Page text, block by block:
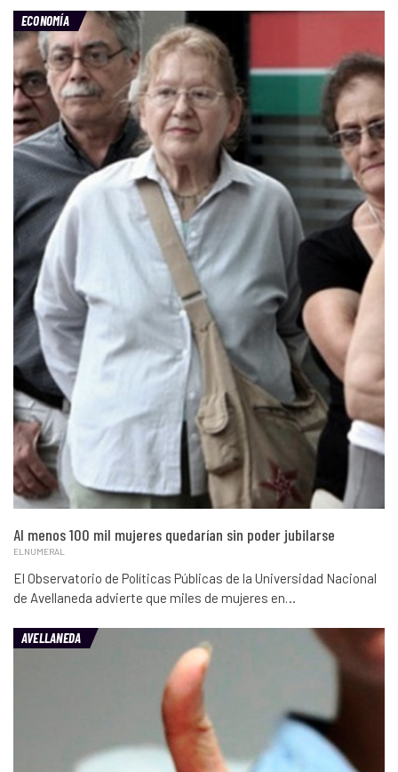
ECONOMÍA
Al menos 100 mil mujeres quedarían sin poder jubilarse
ELNUMERAL
El Observatorio de Políticas Públicas de la Universidad Nacional
de Avellaneda advierte que miles de mujeres en…
AVELLANEDA